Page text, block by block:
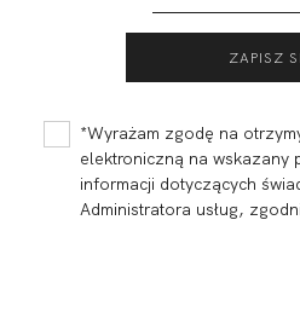
*Wyrażam zgodę na
elektroniczną na wskazany
informacji dotyczących
Administratora usług,